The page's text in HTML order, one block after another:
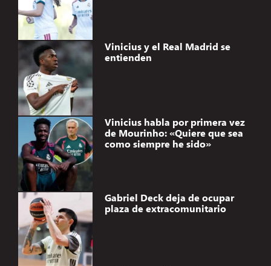
Vinicius y el Real Madrid se
entienden
Vinicius habla por primera vez
de Mourinho: «Quiere que sea
como siempre he sido»
Gabriel Deck deja de ocupar
plaza de extracomunitario